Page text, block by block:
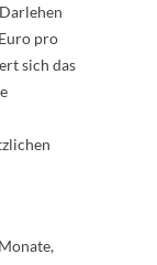
pro
sich das